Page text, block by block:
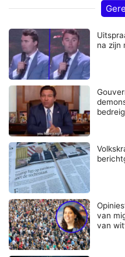
na zijn
van
van